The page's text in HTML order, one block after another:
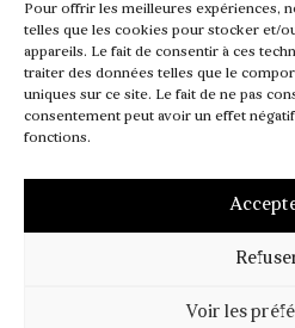
Pour offrir les meilleures expériences,
telles que les cookies pour stocker et/
appareils. Le fait de consentir à ces
traiter des données telles que le
uniques sur ce site. Le fait de ne pas
consentement peut avoir un effet
fonctions.
Voir les
MENTIONS
POLITIQUE DE